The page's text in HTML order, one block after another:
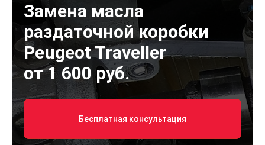
Замена масла
раздаточной коробки
Peugeot Traveller
от 1 600 руб.
Бесплатная консультация